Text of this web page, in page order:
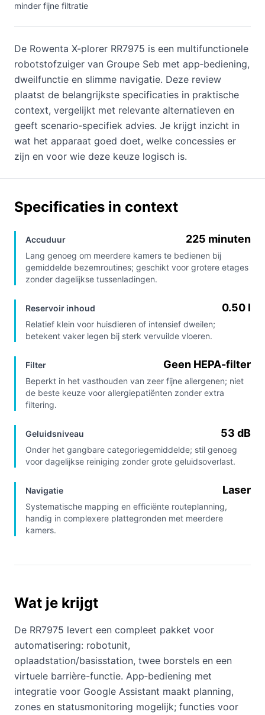
minder fijne filtratie
De Rowenta X-plorer RR7975 is een multifunctionele
robotstofzuiger van Groupe Seb met app‑bediening,
dweilfunctie en slimme navigatie. Deze review
plaatst de belangrijkste specificaties in praktische
context, vergelijkt met relevante alternatieven en
geeft scenario‑specifiek advies. Je krijgt inzicht in
wat het apparaat goed doet, welke concessies er
zijn en voor wie deze keuze logisch is.
Specificaties in context
Accuduur 225 minuten
Lang genoeg om meerdere kamers te bedienen bij
gemiddelde bezemroutines; geschikt voor grotere etages
zonder dagelijkse tussenladingen.
Reservoir inhoud 0.50 l
Relatief klein voor huisdieren of intensief dweilen;
betekent vaker legen bij sterk vervuilde vloeren.
Filter Geen HEPA-filter
Beperkt in het vasthouden van zeer fijne allergenen; niet
de beste keuze voor allergiepatiënten zonder extra
filtering.
Geluidsniveau 53 dB
Onder het gangbare categoriegemiddelde; stil genoeg
voor dagelijkse reiniging zonder grote geluidsoverlast.
Navigatie Laser
Systematische mapping en efficiënte routeplanning,
handig in complexere plattegronden met meerdere
kamers.
Wat je krijgt
De RR7975 levert een compleet pakket voor
automatisering: robotunit,
oplaadstation/basisstation, twee borstels en een
virtuele barrière-functie. App‑bediening met
integratie voor Google Assistant maakt planning,
zones en statusmonitoring mogelijk; functies voor